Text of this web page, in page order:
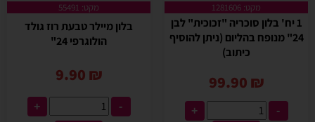
מקט: 1281606
1 יח' בלון סוכריה "זכוכית" לבן
24" מנופח בהליום (ניתן להוסיף
כיתוב)
99.90 ₪
-
+
מקט: 55491
בלון מיילר טבעת רוז גולד
הולוגרפי 24"
9.90 ₪
-
+